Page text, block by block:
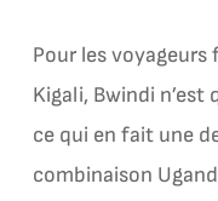
Pour les
Kigali, Bwindi n’est
ce qui en fait une
combinaison